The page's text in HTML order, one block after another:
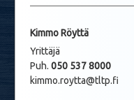
Kimmo Röyttä
Yrittäjä
Puh. 050 537 8000
kimmo.roytta@tltp.fi